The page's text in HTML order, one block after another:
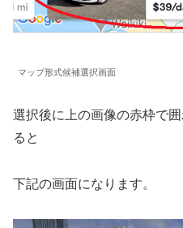
マップ形式候補選択画面
選択後に上の画像の赤枠で
ると
下記の画面になります。